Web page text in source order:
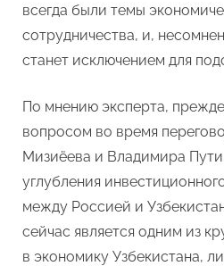
всегда были темы
сотрудничества, и,
станет исключением для
По мнению эксперта,
вопросом во время
Мизиёева и Владимира
углубления
между Россией и
сейчас является одним из
в экономику Узбекистана,